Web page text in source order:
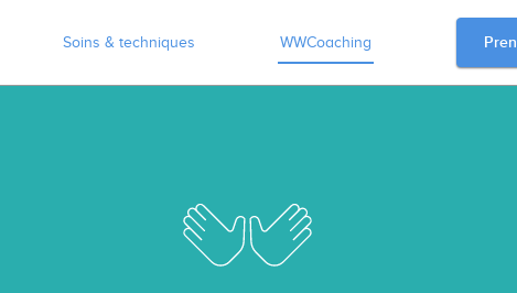
Soins & techniques WWCoaching